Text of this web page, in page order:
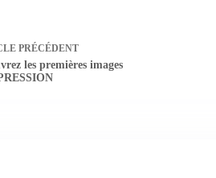
PRÉCÉDENT
les premières images